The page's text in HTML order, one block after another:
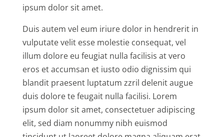
ipsum dolor sit amet.
Duis autem vel eum iriure dolor in hendrerit in
vulputate velit esse molestie consequat, vel
illum dolore eu feugiat nulla facilisis at vero
eros et accumsan et iusto odio dignissim qui
blandit praesent luptatum zzril delenit augue
duis dolore te feugait nulla facilisi. Lorem
ipsum dolor sit amet, consectetuer adipiscing
elit, sed diam nonummy nibh euismod